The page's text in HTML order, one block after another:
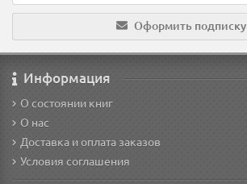
Оформить подписку
Информация
О состоянии книг
О нас
Доставка и оплата заказов
Условия соглашения